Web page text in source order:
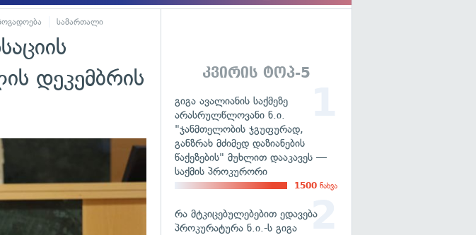
სამართალი
დეკემბრის
კვირის ტოპ-5
გიგა ავალიანის საქმეზე
არასრულწლოვანი ნ.ი.
"ჯანმთელობის ჯგუფურად,
განზრახ მძიმედ დაზიანების
წაქეზების" მუხლით დააკავეს —
საქმის პროკურორი
1500 ნახვა
რა მტკიცებულებებით ედავება
პროკურატურა ნ.ი.-ს გიგა